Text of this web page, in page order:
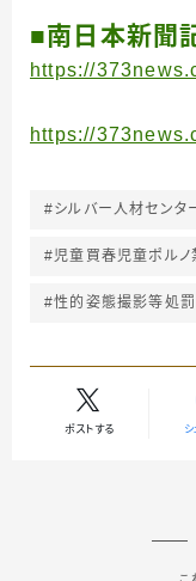
■南日本新聞
https://
https://
#シルバー人材センタ
#児童買春児童ポルノ
#性的姿態撮影等処
ポストする シ